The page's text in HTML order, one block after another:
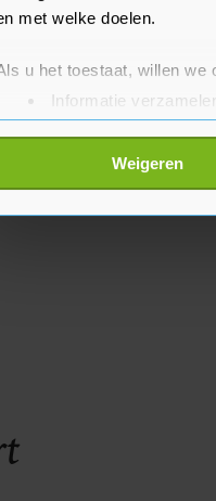
met welke doelen.
u het toestaat, willen we
Informatie
Uw apparaat
Lees meer over hoe uw
op elk moment
Weigeren